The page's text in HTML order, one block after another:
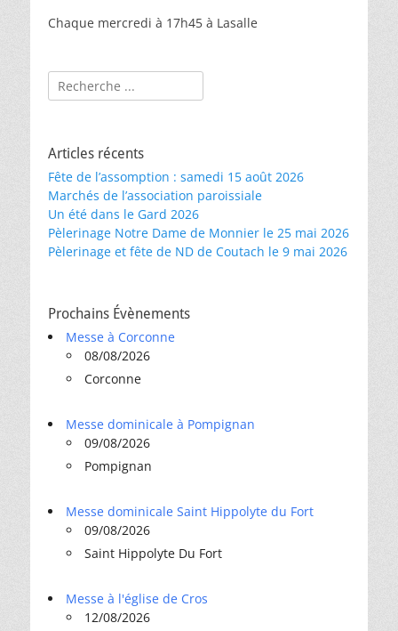
Chaque mercredi à 17h45 à Lasalle
Rechercher :
Articles récents
Fête de l’assomption : samedi 15 août 2026
Marchés de l’association paroissiale
Un été dans le Gard 2026
Pèlerinage Notre Dame de Monnier le 25 mai 2026
Pèlerinage et fête de ND de Coutach le 9 mai 2026
Prochains Évènements
Messe à Corconne
08/08/2026
Corconne
Messe dominicale à Pompignan
09/08/2026
Pompignan
Messe dominicale Saint Hippolyte du Fort
09/08/2026
Saint Hippolyte Du Fort
Messe à l'église de Cros
12/08/2026